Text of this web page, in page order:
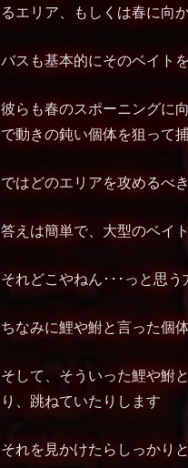
るエリア、もしくは春に向
バスも基本的にそのベイト
彼らも春のスポーニングに
で動きの鈍い個体を狙って
ではどのエリアを攻めるべ
答えは簡単で、大型のベイ
それどこやねん･･･っと思
ちなみに鯉や鮒と言った個
そして、そういった鯉や鮒
り、跳ねていたりします
それを見かけたらしっかり